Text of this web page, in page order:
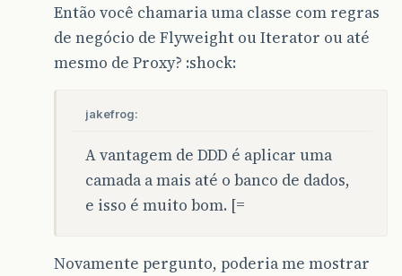
Então você chamaria uma classe com regras
de negócio de Flyweight ou Iterator ou até
mesmo de Proxy? :shock:
jakefrog:
A vantagem de DDD é aplicar uma
camada a mais até o banco de dados,
e isso é muito bom. [=
Novamente pergunto, poderia me mostrar